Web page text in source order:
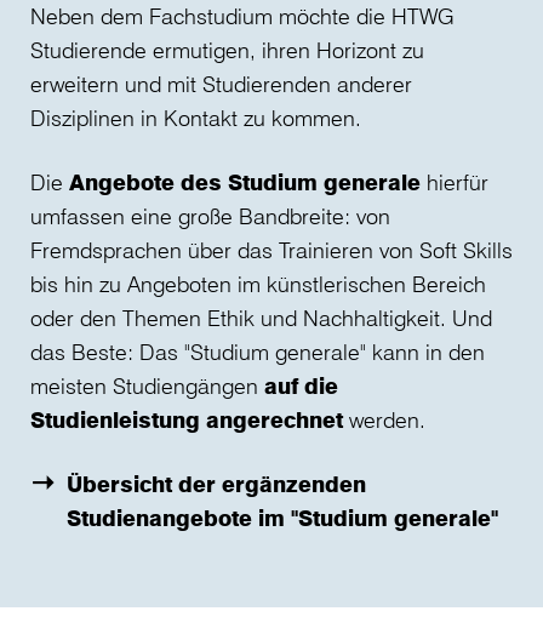
Neben dem Fachstudium möchte die HTWG
Studierende ermutigen, ihren Horizont zu
erweitern und mit Studierenden anderer
Disziplinen in Kontakt zu kommen.
Die Angebote des Studium generale hierfür
umfassen eine große Bandbreite: von
Fremdsprachen über das Trainieren von Soft Skills
bis hin zu Angeboten im künstlerischen Bereich
oder den Themen Ethik und Nachhaltigkeit. Und
das Beste: Das "Studium generale" kann in den
meisten Studiengängen auf die
Studienleistung angerechnetwerden.
Übersicht der ergänzenden
Studienangebote im "Studium generale"